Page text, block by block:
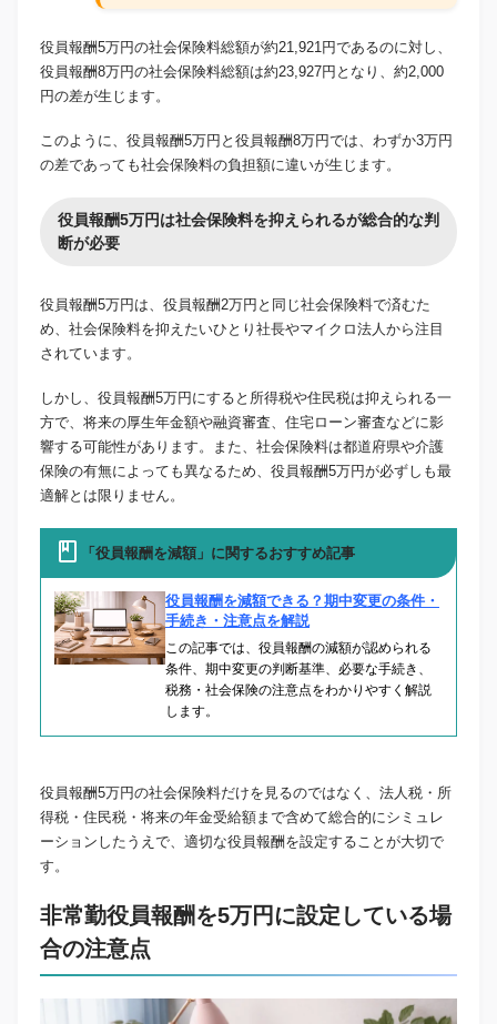
役員報酬5万円の社会保険料総額が約21,921円であるのに対し、
役員報酬8万円の社会保険料総額は約23,927円となり、約2,000
円の差が生じます。
このように、役員報酬5万円と役員報酬8万円では、わずか3万円
の差であっても社会保険料の負担額に違いが生じます。
役員報酬5万円は社会保険料を抑えられるが総合的な判
断が必要
役員報酬5万円は、役員報酬2万円と同じ社会保険料で済むた
め、社会保険料を抑えたいひとり社長やマイクロ法人から注目
されています。
しかし、役員報酬5万円にすると所得税や住民税は抑えられる一
方で、将来の厚生年金額や融資審査、住宅ローン審査などに影
響する可能性があります。また、社会保険料は都道府県や介護
保険の有無によっても異なるため、役員報酬5万円が必ずしも最
適解とは限りません。
「役員報酬を減額」に関するおすすめ記事
役員報酬を減額できる？期中変更の条件・
手続き・注意点を解説
この記事では、役員報酬の減額が認められる
条件、期中変更の判断基準、必要な手続き、
税務・社会保険の注意点をわかりやすく解説
します。
役員報酬5万円の社会保険料だけを見るのではなく、法人税・所
得税・住民税・将来の年金受給額まで含めて総合的にシミュレ
ーションしたうえで、適切な役員報酬を設定することが大切で
す。
非常勤役員報酬を5万円に設定している場
合の注意点